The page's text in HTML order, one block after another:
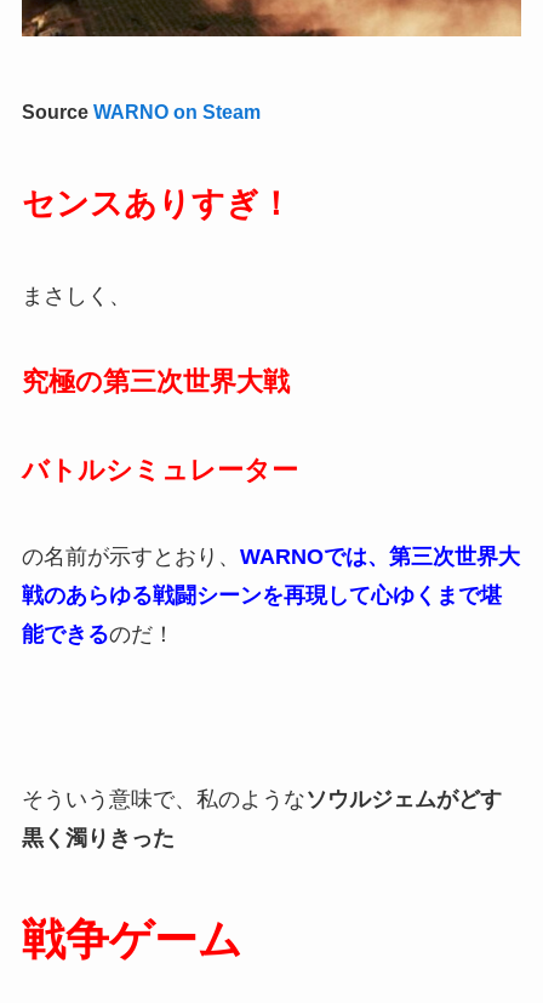
Source WARNO on Steam
センスありすぎ！
まさしく、
究極の第三次世界大戦
バトルシミュレーター
の名前が示すとおり、 WARNOでは、第三次世界大
戦のあらゆる戦闘シーンを再現して心ゆくまで堪
能できるのだ！
そういう意味で、私のようなソウルジェムがどす
黒く濁りきった
戦争ゲーム